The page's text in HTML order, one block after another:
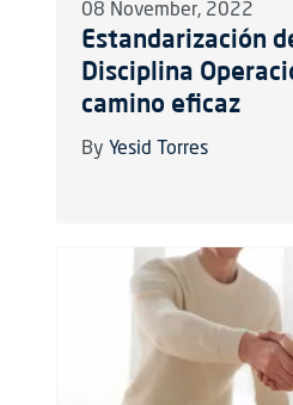
08 November, 2022
Estandarización
Disciplina
camino eficaz
By Yesid Torres